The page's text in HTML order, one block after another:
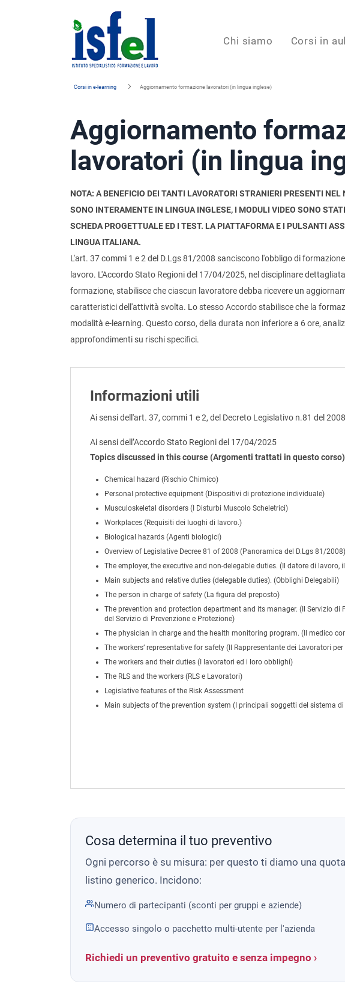
Istituto
formazione
e
lavoro
Chi siamo Corsi in
Corsi in e-learning Aggiornamento formazione lavoratori (in lingua inglese)
Aggiornamento
lavoratori (in lingua
NOTA: A BENEFICIO DEI TANTI LAVORATORI STRANIERI PRESENTI NEL
SONO INTERAMENTE IN LINGUA INGLESE, I MODULI VIDEO SONO
SCHEDA PROGETTUALE ED I TEST. LA PIATTAFORMA E I PULSANTI
LINGUA ITALIANA.
L'art. 37 commi 1 e 2 del D.Lgs 81/2008 sanciscono l'obbligo di
lavoro. L'Accordo Stato Regioni del 17/04/2025, nel disciplinare
formazione, stabilisce che ciascun lavoratore debba ricevere un
caratteristici dell'attività svolta. Lo stesso Accordo stabilisce che la
modalità e-learning. Questo corso, della durata non inferiore a 6 ore,
approfondimenti su rischi specifici.
Informazioni utili
Ai sensi dell'art. 37, commi 1 e 2, del Decreto Legislativo n.81 del 2008
Ai sensi dell’Accordo Stato Regioni del 17/04/2025
Topics discussed in this course (Argomenti trattati in questo
Chemical hazard (Rischio Chimico)
Personal protective equipment (Dispositivi di protezione individuale)
Musculoskeletal disorders (I Disturbi Muscolo Scheletrici)
Workplaces (Requisiti dei luoghi di lavoro.)
Biological hazards (Agenti biologici)
Overview of Legislative Decree 81 of 2008 (Panoramica del D.Lgs 81/2008)
The employer, the executive and non-delegable duties. (Il datore di
Main subjects and relative duties (delegable duties). (Obblighi Delegabili)
The person in charge of safety (La figura del preposto)
The prevention and protection department and its manager. (Il Servizio di
del Servizio di Prevenzione e Protezione)
The physician in charge and the health monitoring program. (Il medico
The workers’ representative for safety (Il Rappresentante dei Lavoratori
The workers and their duties (I lavoratori ed i loro obblighi)
The RLS and the workers (RLS e Lavoratori)
Legislative features of the Risk Assessment
Main subjects of the prevention system (I principali soggetti del sistema
Cosa determina il tuo preventivo
Ogni percorso è su misura: per questo ti diamo una
listino generico. Incidono:
Numero di partecipanti (sconti per gruppi e aziende)
Accesso singolo o pacchetto multi-utente per l'azienda
Richiedi un preventivo gratuito e senza impegno ›